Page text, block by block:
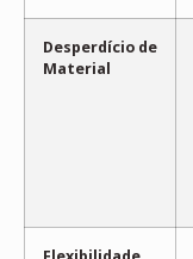
Desperdício de
Material